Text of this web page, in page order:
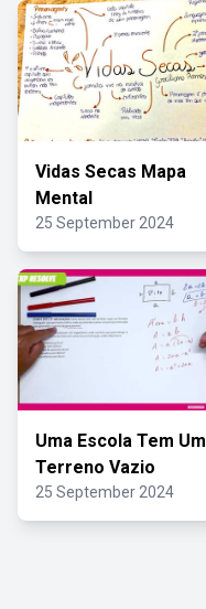
Vidas Secas Mapa
Mental
25 September 2024
Uma Escola Tem Um
Terreno Vazio
25 September 2024